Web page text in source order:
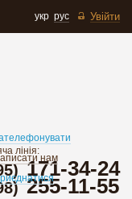
Увійти
укр рус
лінія:
171-34-24
255-11-55
нам